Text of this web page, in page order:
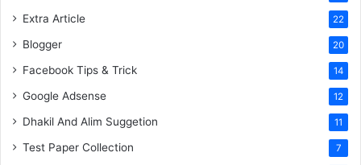
Extra Article 22
Blogger 20
Facebook Tips & Trick 14
Google Adsense 12
Dhakil And Alim Suggetion 11
Test Paper Collection 7